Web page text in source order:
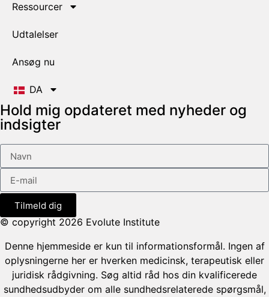
Ressourcer
Udtalelser
Ansøg nu
DA
Hold mig opdateret med nyheder og
indsigter
Tilmeld dig
© copyright 2026 Evolute Institute
Denne hjemmeside er kun til informationsformål. Ingen af
oplysningerne her er hverken medicinsk, terapeutisk eller
juridisk rådgivning. Søg altid råd hos din kvalificerede
sundhedsudbyder om alle sundhedsrelaterede spørgsmål,